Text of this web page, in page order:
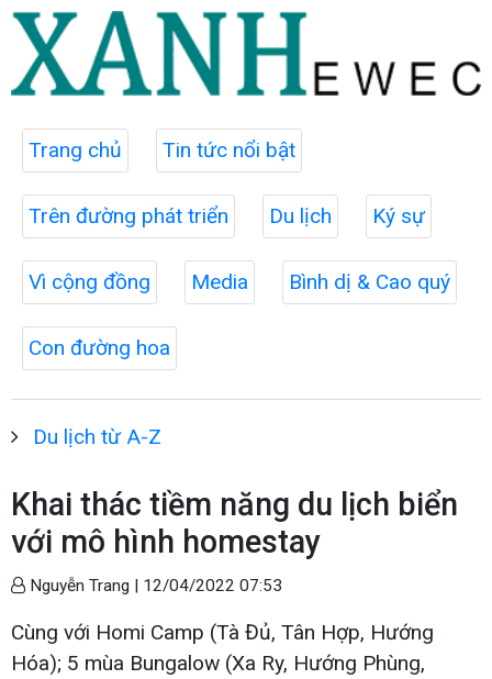
Trang chủ Tin tức nổi bật
Trên đường phát triển Du lịch Ký sự
Vì cộng đồng Media Bình dị & Cao quý
Con đường hoa
Du lịch từ A-Z
Khai thác tiềm năng du lịch biển
với mô hình homestay
Nguyễn Trang | 12/04/2022 07:53
Cùng với Homi Camp (Tà Đủ, Tân Hợp, Hướng
Hóa); 5 mùa Bungalow (Xa Ry, Hướng Phùng,